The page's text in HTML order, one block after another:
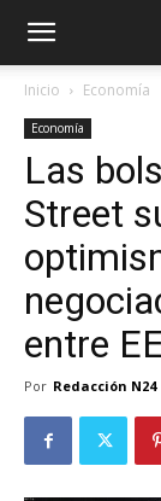
Inicio Economía
Economía
Las
Street
entre
Por Redacción N24